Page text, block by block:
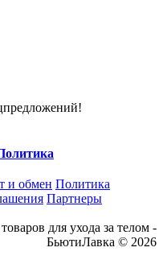
и обмен Политика
Партнеры
для ухода за телом -
БьютиЛавка © 2026